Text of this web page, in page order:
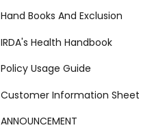
Hand Books And Exclusion
IRDA's Health Handbook
Policy Usage Guide
Customer Information Sheet
ANNOUNCEMENT